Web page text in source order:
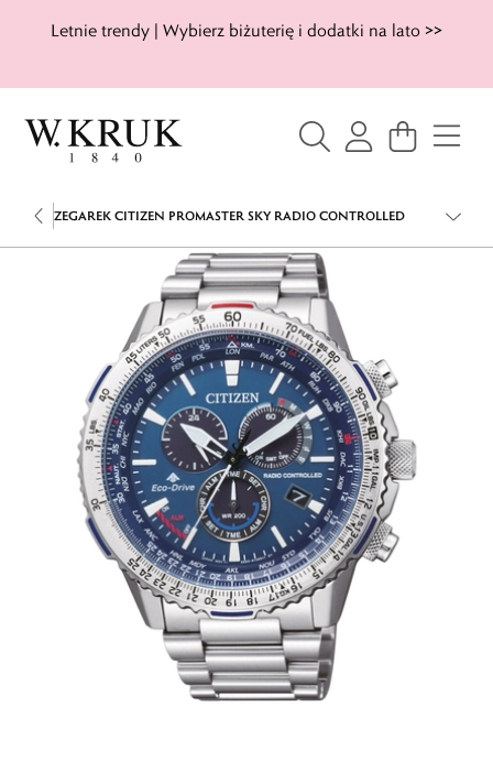
Letnie trendy | Wybierz biżuterię i dodatki na lato >>
ZEGAREK CITIZEN PROMASTER SKY RADIO CONTROLLED